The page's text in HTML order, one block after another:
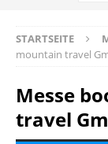
STARTSEITE
mountain travel
Messe
travel